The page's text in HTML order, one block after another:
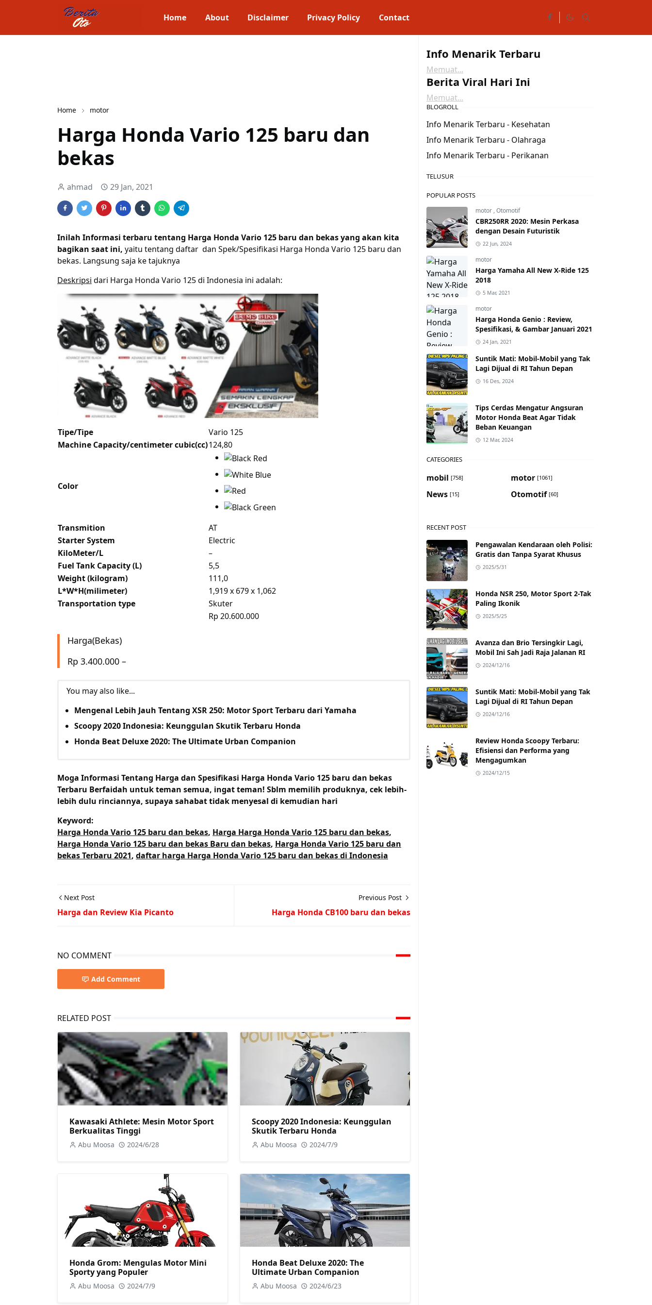
Home About Disclaimer Privacy Policy Contact
Home motor
Harga Honda Vario 125 baru dan
bekas
ahmad 29 Jan, 2021
Inilah Informasi terbaru tentang Harga Honda Vario 125 baru dan bekas yang akan kita
bagikan saat ini, yaitu tentang daftar dan Spek/Spesifikasi Harga Honda Vario 125 baru dan
bekas. Langsung saja ke tajuknya
Deskripsi dari Harga Honda Vario 125 di Indonesia ini adalah:
Tipe/Tipe
Vario 125
Machine Capacity/centimeter cubic(cc)124,80
Color
Transmition
AT
Starter System
Electric
KiloMeter/L
–
Fuel Tank Capacity (L)
5,5
Weight (kilogram)
111,0
L*W*H(milimeter)
1,919 x 679 x 1,062
Transportation type
Skuter
Rp 20.600.000
Harga(Bekas)
Rp 3.400.000 –
You may also like...
Mengenal Lebih Jauh Tentang XSR 250: Motor Sport Terbaru dari Yamaha
Scoopy 2020 Indonesia: Keunggulan Skutik Terbaru Honda
Honda Beat Deluxe 2020: The Ultimate Urban Companion
Moga Informasi Tentang Harga dan Spesifikasi Harga Honda Vario 125 baru dan bekas
Terbaru Berfaidah untuk teman semua, ingat teman! Sblm memilih produknya, cek lebih-
lebih dulu rinciannya, supaya sahabat tidak menyesal di kemudian hari
Keyword:
Harga Honda Vario 125 baru dan bekas, Harga Harga Honda Vario 125 baru dan bekas,
Harga Honda Vario 125 baru dan bekas Baru dan bekas, Harga Honda Vario 125 baru dan
bekas Terbaru 2021, daftar harga Harga Honda Vario 125 baru dan bekas di Indonesia
Next Post
Harga dan Review Kia Picanto
Previous Post
Harga Honda CB100 baru dan bekas
NO COMMENT
Add Comment
RELATED POST
Kawasaki Athlete: Mesin Motor Sport
Berkualitas Tinggi
Abu Moosa 2024/6/28
Scoopy 2020 Indonesia: Keunggulan
Skutik Terbaru Honda
Abu Moosa 2024/7/9
Honda Grom: Mengulas Motor Mini
Sporty yang Populer
Abu Moosa 2024/7/9
Honda Beat Deluxe 2020: The
Ultimate Urban Companion
Abu Moosa 2024/6/23
Info Menarik Terbaru
Memuat...
Berita Viral Hari Ini
Memuat...
BLOGROLL
Info Menarik Terbaru - Kesehatan
Info Menarik Terbaru - Olahraga
Info Menarik Terbaru - Perikanan
TELUSUR
POPULAR POSTS
motor ,Otomotif
CBR250RR 2020: Mesin Perkasa
dengan Desain Futuristik
22 Jun, 2024
motor
Harga Yamaha All New X-Ride 125
2018
5 Mar, 2021
motor
Harga Honda Genio : Review,
Spesifikasi, & Gambar Januari 2021
24 Jan, 2021
Suntik Mati: Mobil-Mobil yang Tak
Lagi Dijual di RI Tahun Depan
16 Des, 2024
Tips Cerdas Mengatur Angsuran
Motor Honda Beat Agar Tidak
Beban Keuangan
12 Mar, 2024
CATEGORIES
mobil [758] motor [1061]
News [15] Otomotif [60]
RECENT POST
Pengawalan Kendaraan oleh Polisi:
Gratis dan Tanpa Syarat Khusus
2025/5/31
Honda NSR 250, Motor Sport 2-Tak
Paling Ikonik
2025/5/25
Avanza dan Brio Tersingkir Lagi,
Mobil Ini Sah Jadi Raja Jalanan RI
2024/12/16
Suntik Mati: Mobil-Mobil yang Tak
Lagi Dijual di RI Tahun Depan
2024/12/16
Review Honda Scoopy Terbaru:
Efisiensi dan Performa yang
Mengagumkan
2024/12/15